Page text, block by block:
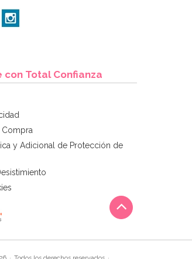
con Total Confianza
y Adicional de Protección de